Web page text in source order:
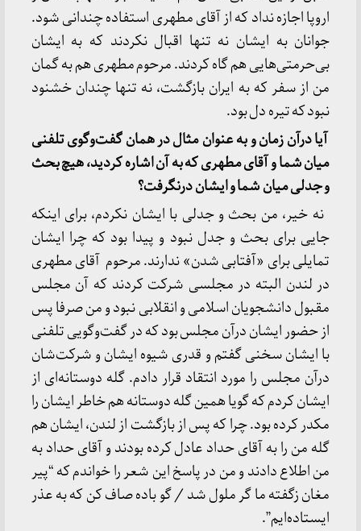
اروپا اجازه نداد که از آقای مطهری استفاده چندانی شود.
جوانان به ایشان نه تنها اقبال نکردند که به ایشان
بی‌حرمتی‌هایی هم گاه کردند. مرحوم مطهری هم به گمان
من از سفر که به ایران بازگشت، نه تنها چندان خشنود
نبود که تیره‌ دل بود.
آیا درآن زمان و به عنوان مثال در همان گفت‌وگوی تلفنی
میان شما و آقای مطهری که به آن اشاره کردید، هیچ بحث
و جدلی میان شما و ایشان درنگرفت؟
نه خیر، من بحث و جدلی با ایشان نکردم، برای اینکه
جایی برای بحث و جدل نبود و پیدا بود که چرا ایشان
تمایلی برای «آفتابی شدن» ندارند. مرحوم آقای مطهری
در لندن البته در مجلسی شرکت کردند که آن مجلس
مقبول دانشجویان اسلامی و انقلابی نبود و من صرفا پس
از حضور ایشان درآن مجلس بود که در گفت‌وگویی تلفنی
با ایشان سخنی گفتم و قدری شیوه ایشان و شرکت‌شان
درآن مجلس را مورد انتقاد قرار دادم. گله دوستانه‌ای از
ایشان کردم که گویا همین گله دوستانه هم خاطر ایشان را
مکدر کرده بود. چرا که پس از بازگشت از لندن، ایشان هم
گله من را به آقای حداد عادل کرده بودند و آقای حداد به
من اطلاع دادند و من در پاسخ این شعر را خواندم که “پیر
مغان زگفته ما گر ملول شد / گو باده صاف کن که به عذر
ایستاده‌ایم”.